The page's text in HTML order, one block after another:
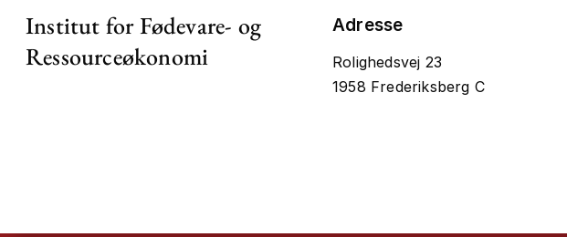
Institut for Fødevare- og
Ressourceøkonomi
Adresse
Rolighedsvej 23
1958 Frederiksberg C